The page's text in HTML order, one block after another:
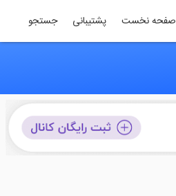
صفحه نخست پشتیبانی جستجو